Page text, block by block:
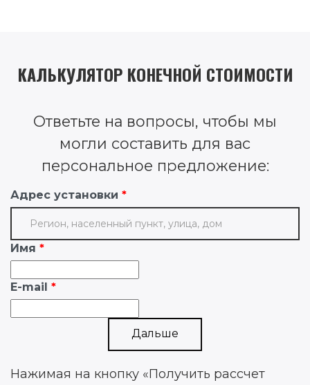
КАЛЬКУЛЯТОР КОНЕЧНОЙ СТОИМОСТИ
Ответьте на вопросы, чтобы мы
могли составить для вас
персональное предложение:
Адрес установки
Имя
E-mail
Дальше
Нажимая на кнопку «Получить рассчет